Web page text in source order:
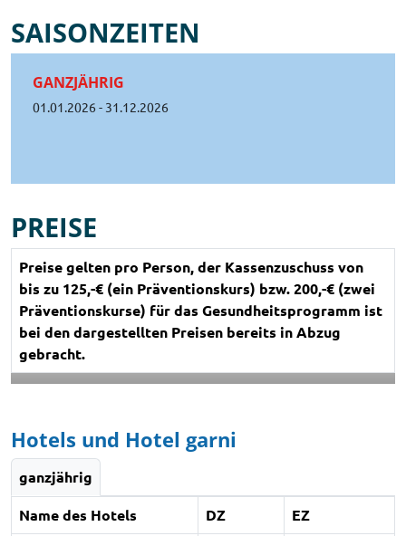
SAISONZEITEN
GANZJÄHRIG
01.01.2026 - 31.12.2026
PREISE
Preise gelten pro Person, der Kassenzuschuss von
bis zu 125,-€ (ein Präventionskurs) bzw. 200,-€ (zwei
Präventionskurse) für das Gesundheitsprogramm ist
bei den dargestellten Preisen bereits in Abzug
gebracht.
Hotels und Hotel garni
ganzjährig
Name des Hotels
DZ EZ